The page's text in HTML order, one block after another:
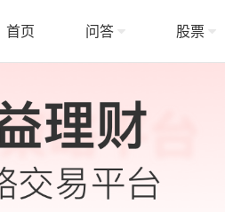
首页 问答 股票